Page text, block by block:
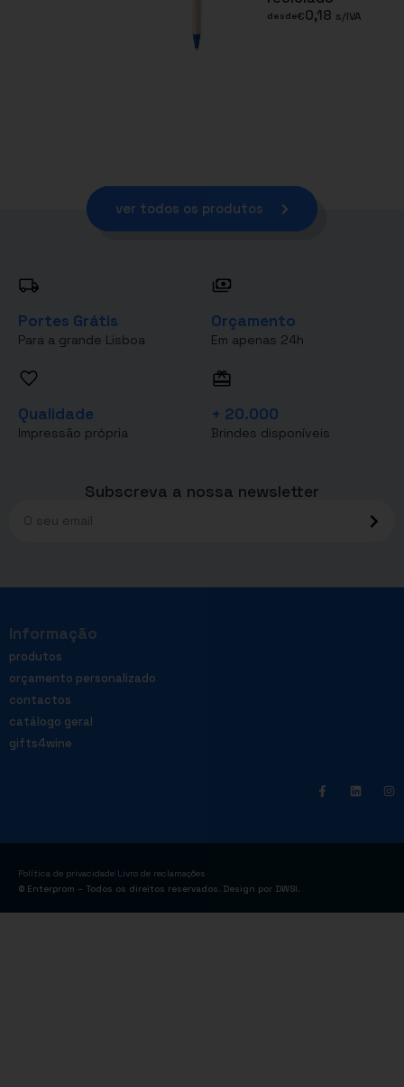
desde€0,18 s/IVA
ver todos os produtos
Portes Grátis
Para a grande Lisboa
Orçamento
Em apenas 24h
Qualidade
Impressão própria
+ 20.000
Brindes disponíveis
Subscreva a nossa newsletter
Informação
produtos
orçamento personalizado
contactos
catálogo geral
gifts4wine
Política de privacidade Livro de reclamações
© Enterprom – Todos os direitos reservados. Design por DWSI.